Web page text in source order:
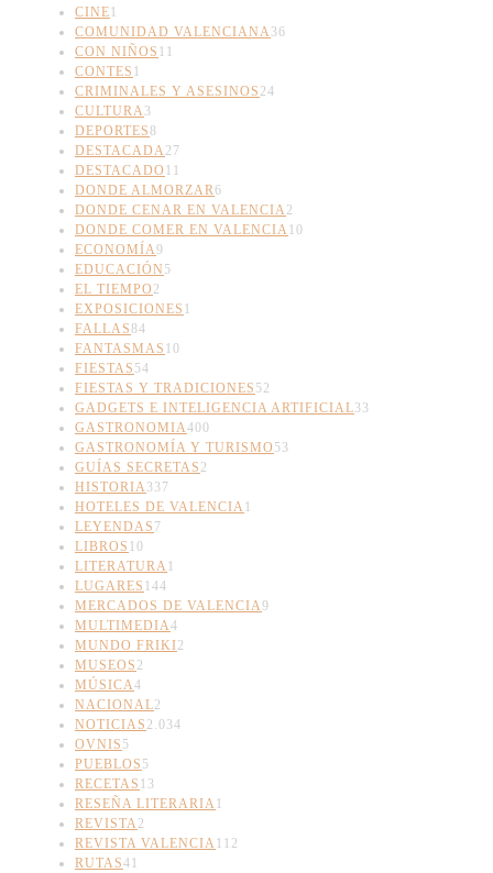
CINE1
COMUNIDAD VALENCIANA36
CON NIÑOS 11
CONTES 1
CRIMINALES Y ASESINOS 24
CULTURA3
DEPORTES8
DESTACADA27
DESTACADO 11
DONDE ALMORZAR6
DONDE CENAR EN VALENCIA2
DONDE COMER EN VALENCIA10
ECONOMÍA9
EDUCACIÓN 5
EL TIEMPO 2
EXPOSICIONES 1
FALLAS84
FANTASMAS 10
FIESTAS 54
FIESTAS Y TRADICIONES 52
GADGETS E INTELIGENCIA ARTIFICIAL33
GASTRONOMIA400
GASTRONOMÍA Y TURISMO 53
GUÍAS SECRETAS 2
HISTORIA337
HOTELES DE VALENCIA1
LEYENDAS 7
LIBROS 10
LITERATURA1
LUGARES 144
MERCADOS DE VALENCIA9
MULTIMEDIA4
MUNDO FRIKI2
MUSEOS 2
MÚSICA4
NACIONAL2
NOTICIAS 2.034
OVNIS 5
PUEBLOS 5
RECETAS 13
RESEÑA LITERARIA1
REVISTA2
REVISTA VALENCIA112
RUTAS41